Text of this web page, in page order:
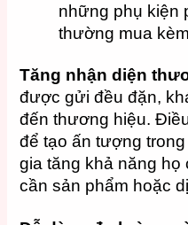
những phụ kiện
thường mua
Tăng nhận diện
được gửi đều đặn,
đến thương hiệu.
để tạo ấn tượng
gia tăng khả năng
cần sản phẩm hoặc